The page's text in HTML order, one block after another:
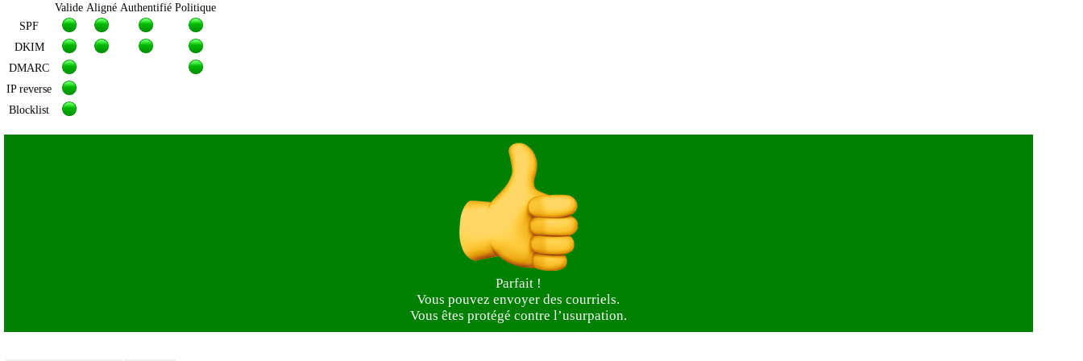
Valide Aligné Authentifié Politique
SPF
DKIM
DMARC
IP reverse
Blocklist
Parfait !
Vous pouvez envoyer des courriels.
Vous êtes protégé contre l’usurpation.